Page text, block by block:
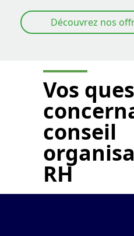
Découvrez nos
Vos
conseil
RH